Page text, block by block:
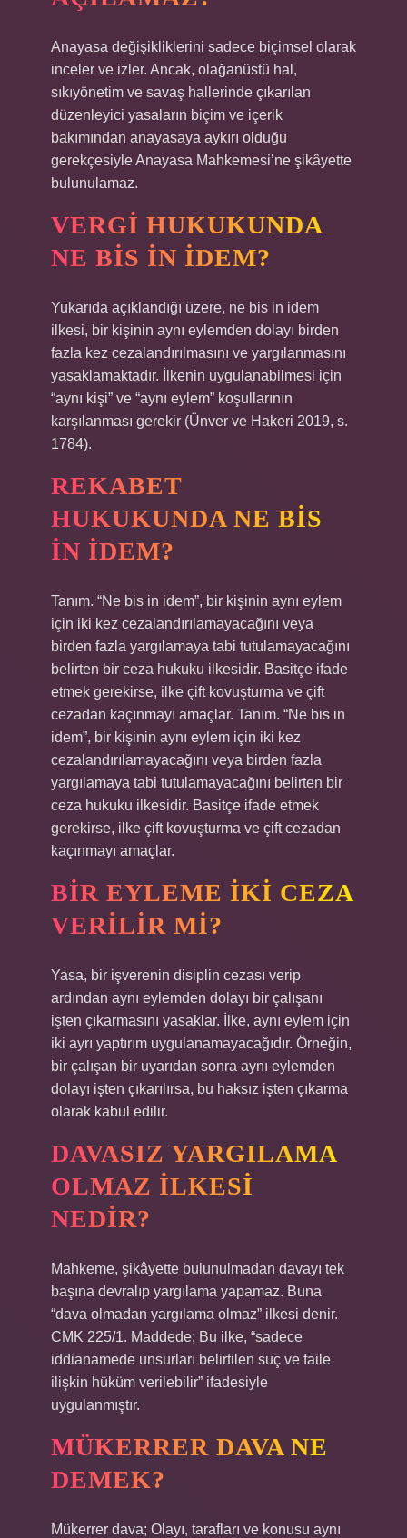
Anayasa değişikliklerini sadece biçimsel olarak
inceler ve izler. Ancak, olağanüstü hal,
sıkıyönetim ve savaş hallerinde çıkarılan
düzenleyici yasaların biçim ve içerik
bakımından anayasaya aykırı olduğu
gerekçesiyle Anayasa Mahkemesi’ne şikâyette
bulunulamaz.
VERGI HUKUKUNDA
NE BIS IN IDEM?
Yukarıda açıklandığı üzere, ne bis in idem
ilkesi, bir kişinin aynı eylemden dolayı birden
fazla kez cezalandırılmasını ve yargılanmasını
yasaklamaktadır. İlkenin uygulanabilmesi için
“aynı kişi” ve “aynı eylem” koşullarının
karşılanması gerekir (Ünver ve Hakeri 2019, s.
1784).
REKABET
HUKUKUNDA NE BIS
IN IDEM?
Tanım. “Ne bis in idem”, bir kişinin aynı eylem
için iki kez cezalandırılamayacağını veya
birden fazla yargılamaya tabi tutulamayacağını
belirten bir ceza hukuku ilkesidir. Basitçe ifade
etmek gerekirse, ilke çift kovuşturma ve çift
cezadan kaçınmayı amaçlar. Tanım. “Ne bis in
idem”, bir kişinin aynı eylem için iki kez
cezalandırılamayacağını veya birden fazla
yargılamaya tabi tutulamayacağını belirten bir
ceza hukuku ilkesidir. Basitçe ifade etmek
gerekirse, ilke çift kovuşturma ve çift cezadan
kaçınmayı amaçlar.
BIR EYLEME IKI CEZA
VERILIR MI?
Yasa, bir işverenin disiplin cezası verip
ardından aynı eylemden dolayı bir çalışanı
işten çıkarmasını yasaklar. İlke, aynı eylem için
iki ayrı yaptırım uygulanamayacağıdır. Örneğin,
bir çalışan bir uyarıdan sonra aynı eylemden
dolayı işten çıkarılırsa, bu haksız işten çıkarma
olarak kabul edilir.
DAVASIZ YARGILAMA
OLMAZ ILKESI
NEDIR?
Mahkeme, şikâyette bulunulmadan davayı tek
başına devralıp yargılama yapamaz. Buna
“dava olmadan yargılama olmaz” ilkesi denir.
CMK 225/1. Maddede; Bu ilke, “sadece
iddianamede unsurları belirtilen suç ve faile
ilişkin hüküm verilebilir” ifadesiyle
uygulanmıştır.
MÜKERRER DAVA NE
DEMEK?
Mükerrer dava; Olayı, tarafları ve konusu aynı